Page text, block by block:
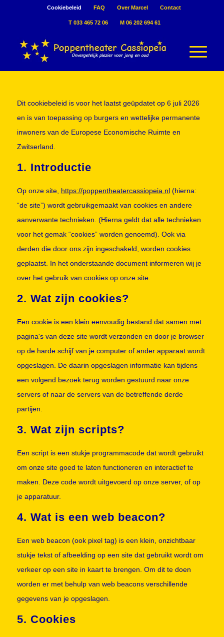
Cookiebeleid FAQ Over Marcel Contact
T 033 465 72 06 M 06 202 694 61
Dit cookiebeleid is voor het laatst geüpdatet op 6 juli 2026
en is van toepassing op burgers en wettelijke permanente
inwoners van de Europese Economische Ruimte en
Zwitserland.
1. Introductie
Op onze site, https://poppentheatercassiopeia.nl(hierna:
“de site”) wordt gebruikgemaakt van cookies en andere
aanverwante technieken. (Hierna geldt dat alle technieken
voor het gemak “cookies” worden genoemd). Ook via
derden die door ons zijn ingeschakeld, worden cookies
geplaatst. In het onderstaande document informeren wij je
over het gebruik van cookies op onze site.
2. Wat zijn cookies?
Een cookie is een klein eenvoudig bestand dat samen met
pagina's van deze site wordt verzonden en door je browser
op de harde schijf van je computer of ander apparaat wordt
opgeslagen. De daarin opgeslagen informatie kan tijdens
een volgend bezoek terug worden gestuurd naar onze
servers of naar de servers van de betreffende derde
partijen.
3. Wat zijn scripts?
Een script is een stukje programmacode dat wordt gebruikt
om onze site goed te laten functioneren en interactief te
maken. Deze code wordt uitgevoerd op onze server, of op
je apparatuur.
4. Wat is een web beacon?
Een web beacon (ook pixel tag) is een klein, onzichtbaar
stukje tekst of afbeelding op een site dat gebruikt wordt om
verkeer op een site in kaart te brengen. Om dit te doen
worden er met behulp van web beacons verschillende
gegevens van je opgeslagen.
5. Cookies